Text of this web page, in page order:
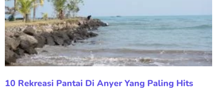
10 Rekreasi Pantai Di Anyer Yang Paling Hits